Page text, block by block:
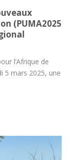
(PUMA2025
l’Afrique de
5 mars 2025, une